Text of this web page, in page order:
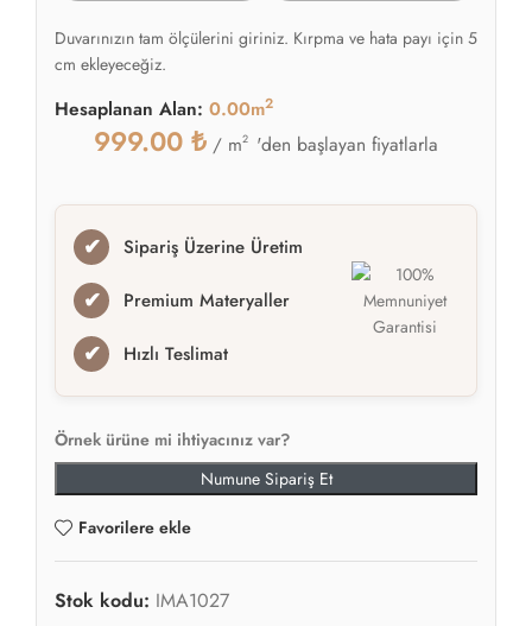
Duvarınızın tam ölçülerini giriniz. Kırpma ve hata payı için 5
cm ekleyeceğiz.
Hesaplanan Alan: 0.00m2
999.00 ₺ / m2 'den başlayan fiyatlarla
✔ Sipariş Üzerine Üretim
✔ Premium Materyaller
✔ Hızlı Teslimat
Örnek ürüne mi ihtiyacınız var?
Numune Sipariş Et
Favorilere ekle
Stok kodu: IMA1027